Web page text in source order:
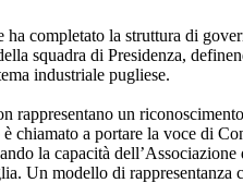
completato la struttura di
squadra di Presidenza,
industriale pugliese.
un
chiamato a portare la voce di
la capacità dell’Associazione
Un modello di rappresentanza